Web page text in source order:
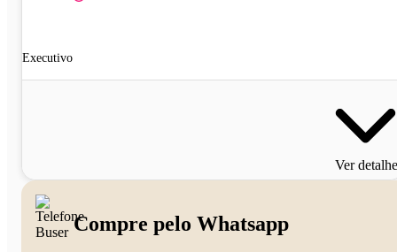
Executivo
Ver
Compre pelo Whatsapp